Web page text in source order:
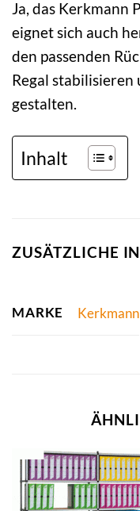
Ja, das Kerkmann
eignet sich auch
den passenden
Regal stabilisieren
gestalten.
Inhalt
ZUSÄTZLICHE
MARKE Kerkmann